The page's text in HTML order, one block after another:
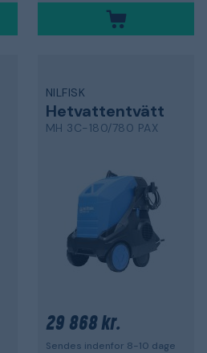
NILFISK
Hetvattentvätt
MH 3C-180/780 PAX
29 868 kr.
Sendes indenfor 8-10 dage